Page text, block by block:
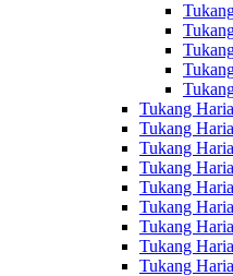
Tukang
Tukang
Tukang
Tukang
Tukang
Tukang
Tukang
Tukang
Tukang